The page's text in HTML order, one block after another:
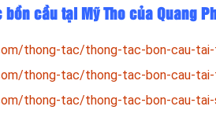
cầu tại Mỹ Tho của Quang
thong-tac/thong-tac-bon-cau-
thong-tac/thong-tac-bon-cau-
thong-tac/thong-tac-bon-cau-